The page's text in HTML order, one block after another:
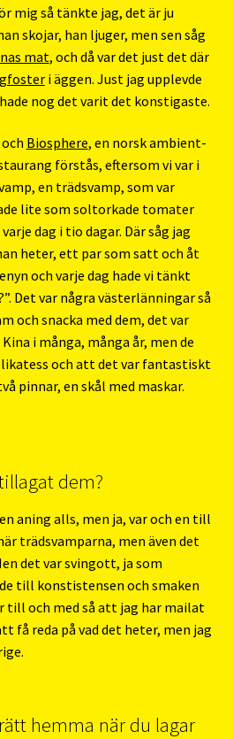
mig så tänkte jag, det är ju
skojar, han ljuger, men sen såg
mat, och då var det just det där
i äggen. Just jag upplevde
nog det varit det konstigaste.
Biosphere, en norsk ambient-
förstås, eftersom vi var i
en trädsvamp, som var
lite som soltorkade tomater
dag i tio dagar. Där såg jag
heter, ett par som satt och åt
och varje dag hade vi tänkt
Det var några västerlänningar så
och snacka med dem, det var
i många, många år, men de
och att det var fantastiskt
pinnar, en skål med maskar.
dem?
aning alls, men ja, var och en till
trädsvamparna, men även det
det var svingott, ja som
till konstistensen och smaken
till och med så att jag har mailat
få reda på vad det heter, men jag
hemma när du lagar